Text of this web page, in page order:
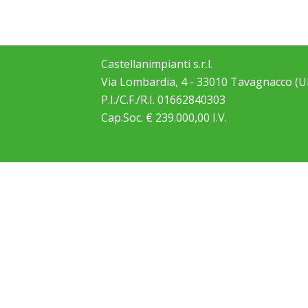
Castellanimpianti s.r.l.
Via Lombardia, 4 - 33010 Tavagnacco
P.I./C.F./R.I. 01662840303
Cap.Soc. € 239.000,00 I.V.